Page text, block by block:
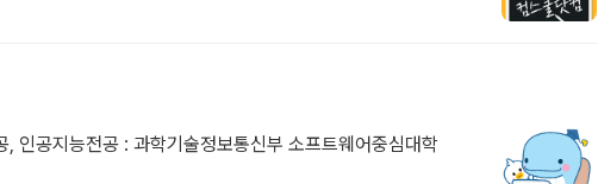
인공지능전공 : 과학기술정보통신부 소프트웨어중심대학